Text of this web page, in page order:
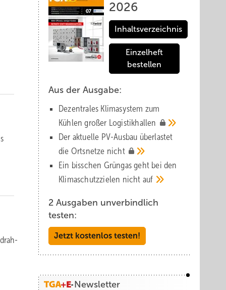
2026
Inhaltsverzeichnis
Einzelheft
bestellen
Aus der Ausgabe:
Dezentrales Klimasystem zum
Kühlen großer Logistik­hallen
Der aktuelle PV-Ausbau über­lastet
die Orts­netze nicht
Ein bisschen Grüngas geht bei den
Klima­schutz­zielen nicht auf
2 Ausgaben unverbindlich
testen:
Jetzt kostenlos testen!
Newsletter